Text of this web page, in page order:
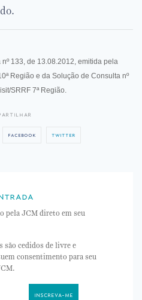
133, de 13.08.2012, emitida pela
Região e da Solução de Consulta nº
SRRF 7ª Região.
facebook twitter
pela JCM direto em seu
são cedidos de livre e
consentimento para seu